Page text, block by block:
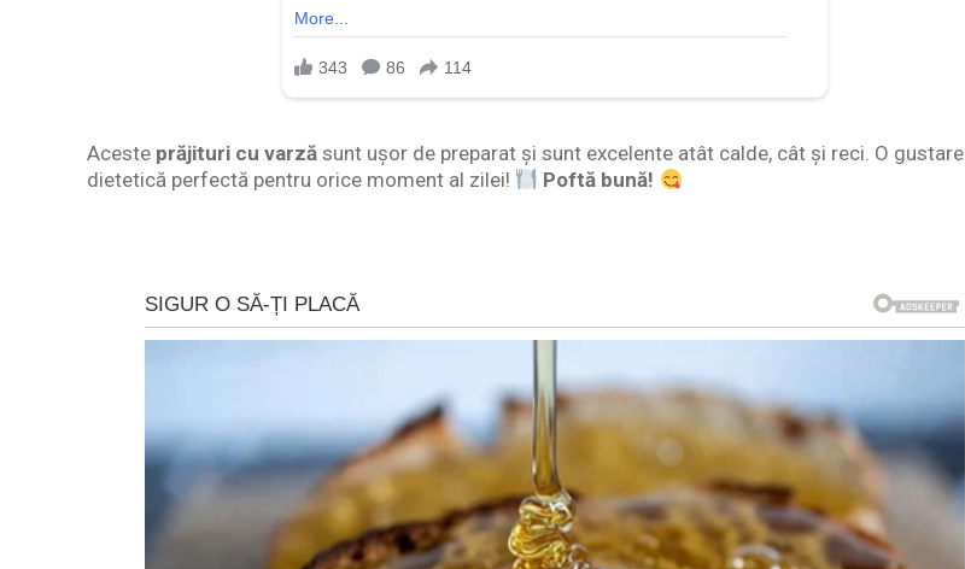
Aceste prăjituri cu varză sunt ușor de preparat și sunt excelente atât calde, cât și reci. O gustare
dietetică perfectă pentru orice moment al zilei!
Poftă bună!